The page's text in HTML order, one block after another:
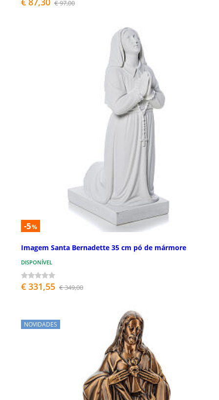
€ 97,00
-5%
Imagem Santa Bernadette 35 cm pó de mármore
DISPONÍVEL
€ 331,55 € 349,00
NOVIDADES